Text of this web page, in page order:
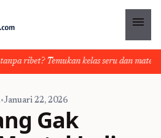
menu
ribet? Temukan kelas seru dan materi
•Januari 22, 2026
Gak